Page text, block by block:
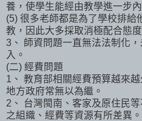
養，使學生能經由教學進一步
(5) 很多老師都是為了學校排給
教，因此大多採取消極配合態度
3、 師資問題一直無法法制化
入。
(二) 經費問題
1、 教育部相關經費預算越來
地方政府常無以為繼。
2、 台灣閩南、客家及原住民
之組織、經費等資源有所差異。